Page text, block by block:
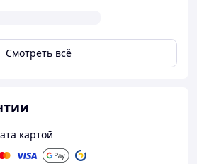
195 мм, товщина - 25 мм).
: 28 мм Колір: чорний/
міс. Виробник: Newt.
Смотреть всё
картой